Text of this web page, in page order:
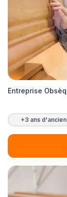
Entreprise
+3 ans